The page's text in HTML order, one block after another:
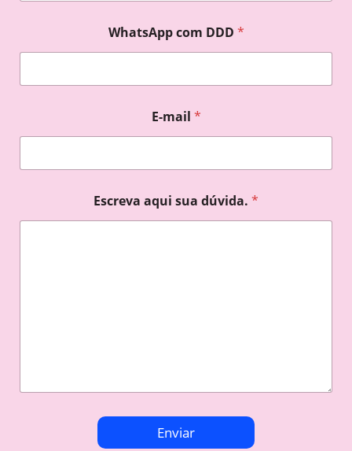
WhatsApp com DDD *
E-mail *
Escreva aqui sua dúvida. *
Enviar